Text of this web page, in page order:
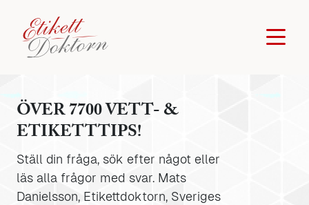
ÖVER 7700 VETT- &
ETIKETTTIPS!
Ställ din fråga, sök efter något eller
läs alla frågor med svar. Mats
Danielsson, Etikettdoktorn, Sveriges